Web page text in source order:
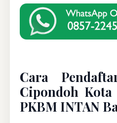
Cara
Cipondoh
PKBM INTAN